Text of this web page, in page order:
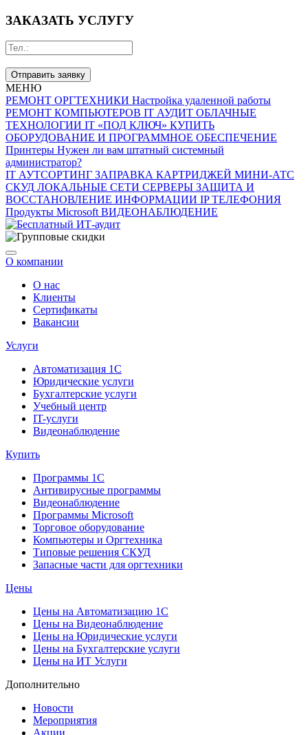
ЗАКАЗАТЬ УСЛУГУ
Отправить заявку
МЕНЮ
РЕМОНТ ОРГТЕХНИКИ Настройка удаленной работы
РЕМОНТ КОМПЬЮТЕРОВ IT АУДИТ ОБЛАЧНЫЕ
ТЕХНОЛОГИИ IT «ПОД КЛЮЧ» КУПИТЬ
ОБОРУДОВАНИЕ И ПРОГРАММНОЕ ОБЕСПЕЧЕНИЕ
Принтеры Нужен ли вам штатный системный
администратор?
IT АУТСОРТИНГ ЗАПРАВКА КАРТРИДЖЕЙ МИНИ-АТС
СКУД ЛОКАЛЬНЫЕ СЕТИ СЕРВЕРЫ ЗАЩИТА И
ВОССТАНОВЛЕНИЕ ИНФОРМАЦИИ IP ТЕЛЕФОНИЯ
Продукты Microsoft ВИДЕОНАБЛЮДЕНИЕ
О компании
О нас
Клиенты
Сертификаты
Вакансии
Услуги
Автоматизация 1С
Юридические услуги
Бухгалтерские услуги
Учебный центр
IT-услуги
Видеонаблюдение
Купить
Программы 1С
Антивирусные программы
Видеонаблюдение
Программы Microsoft
Торговое оборудование
Компьютеры и Оргтехника
Типовые решения СКУД
Запасные части для оргтехники
Цены
Цены на Автоматизацию 1С
Цены на Видеонаблюдение
Цены на Юридические услуги
Цены на Бухгалтерские услуги
Цены на ИТ Услуги
Дополнительно
Новости
Мероприятия